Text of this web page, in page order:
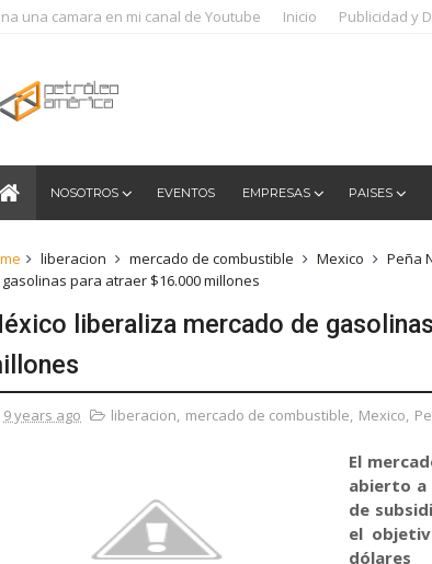
una camara en mi canal de Youtube Inicio Publicidad y
NOSOTROS EVENTOS EMPRESAS PAISES
liberacion mercado de combustible Mexico Peña
para atraer $16.000 millones
liberaliza mercado de
9 years ago liberacion, mercado de combustible, Mexico,
El
abierto a
de
el
dólares